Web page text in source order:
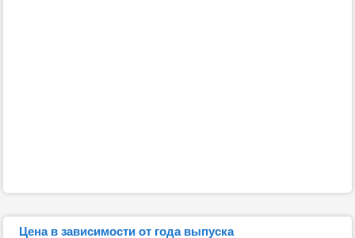
Цена в зависимости от года выпуска